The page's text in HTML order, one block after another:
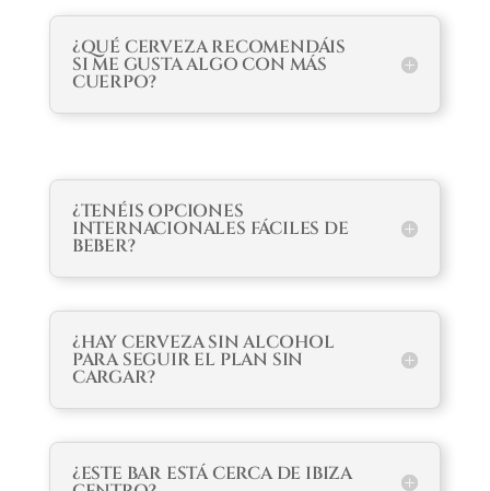
¿QUÉ CERVEZA RECOMENDÁIS
SI ME GUSTA ALGO CON MÁS
CUERPO?
¿TENÉIS OPCIONES
INTERNACIONALES FÁCILES DE
BEBER?
¿HAY CERVEZA SIN ALCOHOL
PARA SEGUIR EL PLAN SIN
CARGAR?
¿ESTE BAR ESTÁ CERCA DE IBIZA